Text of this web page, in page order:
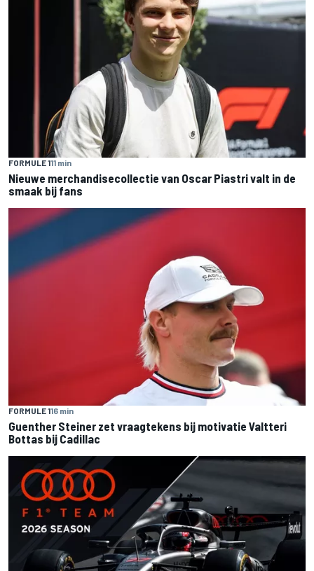
FORMULE 111 min
Nieuwe merchandisecollectie van Oscar Piastri valt in de
smaak bij fans
FORMULE 116 min
Guenther Steiner zet vraagtekens bij motivatie Valtteri
Bottas bij Cadillac